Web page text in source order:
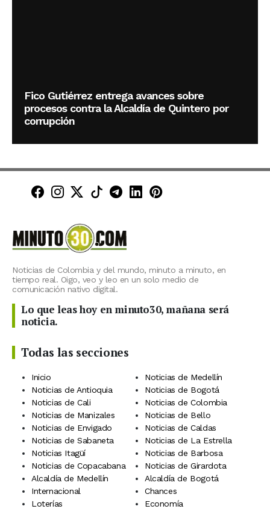
Fico Gutiérrez entrega avances sobre
procesos contra la Alcaldía de Quintero por
corrupción
Minuto30 en Facebook
Minuto30 en Instagram
Minuto30 en X (Twitter)
Minuto30 en TikTok
Canal de Minuto30 en
Minuto30 en LinkedIn
Minuto30 en
Noticias de Colombia y del mundo, minuto a minuto, en
tiempo real. Oigo, veo y leo en un solo medio de
comunicación nativo digital.
Lo que leas hoy en minuto30, mañana será
noticia.
Todas las secciones
Inicio
Noticias de Medellín
Noticias de Antioquia
Noticias de Bogotá
Noticias de Cali
Noticias de Colombia
Noticias de Manizales
Noticias de Bello
Noticias de Envigado
Noticias de Caldas
Noticias de Sabaneta
Noticias de La Estrella
Noticias Itagüí
Noticias de Barbosa
Noticias de Copacabana
Noticias de Girardota
Alcaldía de Medellín
Alcaldía de Bogotá
Internacional
Chances
Loterías
Economía